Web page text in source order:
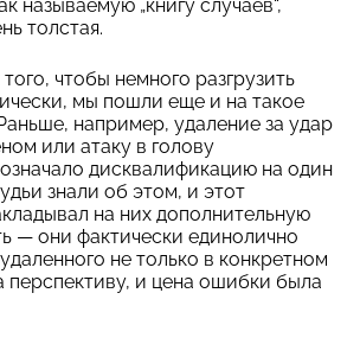
называемую „книгу случаев“,
толстая.
чтобы немного разгрузить
мы пошли еще и на такое
например, удаление за удар
или атаку в голову
дисквалификацию на один
знали об этом, и этот
на них дополнительную
— они фактически единолично
не только в конкретном
перспективу, и цена ошибки была